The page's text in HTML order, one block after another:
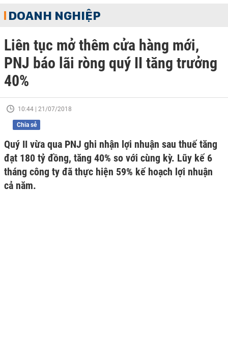
DOANH NGHIỆP
Liên tục mở thêm cửa hàng mới,
PNJ báo lãi ròng quý II tăng trưởng
40%
10:44 | 21/07/2018
Chia sẻ
Quý II vừa qua PNJ ghi nhận lợi nhuận sau thuế tăng
đạt 180 tỷ đồng, tăng 40% so với cùng kỳ. Lũy kế 6
tháng công ty đã thực hiện 59% kế hoạch lợi nhuận
cả năm.